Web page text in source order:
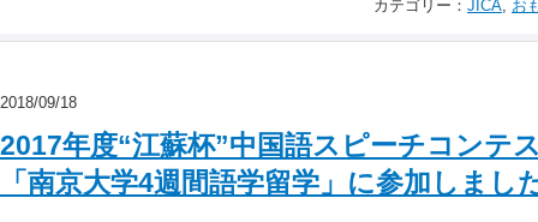
カテゴリー： JICA, お
2018/09/18
2017年度“江蘇杯”中国語スピーチコンテ
「南京大学4週間語学留学」に参加しまし